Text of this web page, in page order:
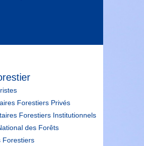
Forestiers Privés
Forestiers Institutionnels
des Forêts
Forestiers